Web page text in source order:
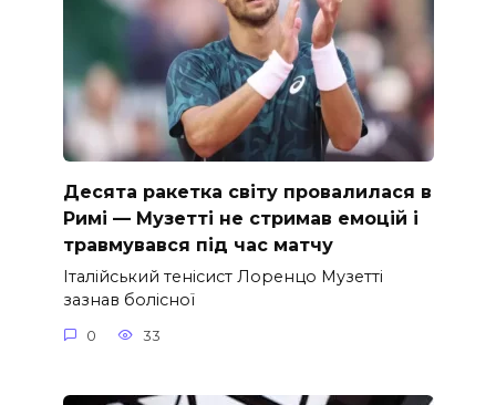
Десята ракетка світу провалилася в
Римі — Музетті не стримав емоцій і
травмувався під час матчу
Італійський тенісист Лоренцо Музетті
зазнав болісної
0 33